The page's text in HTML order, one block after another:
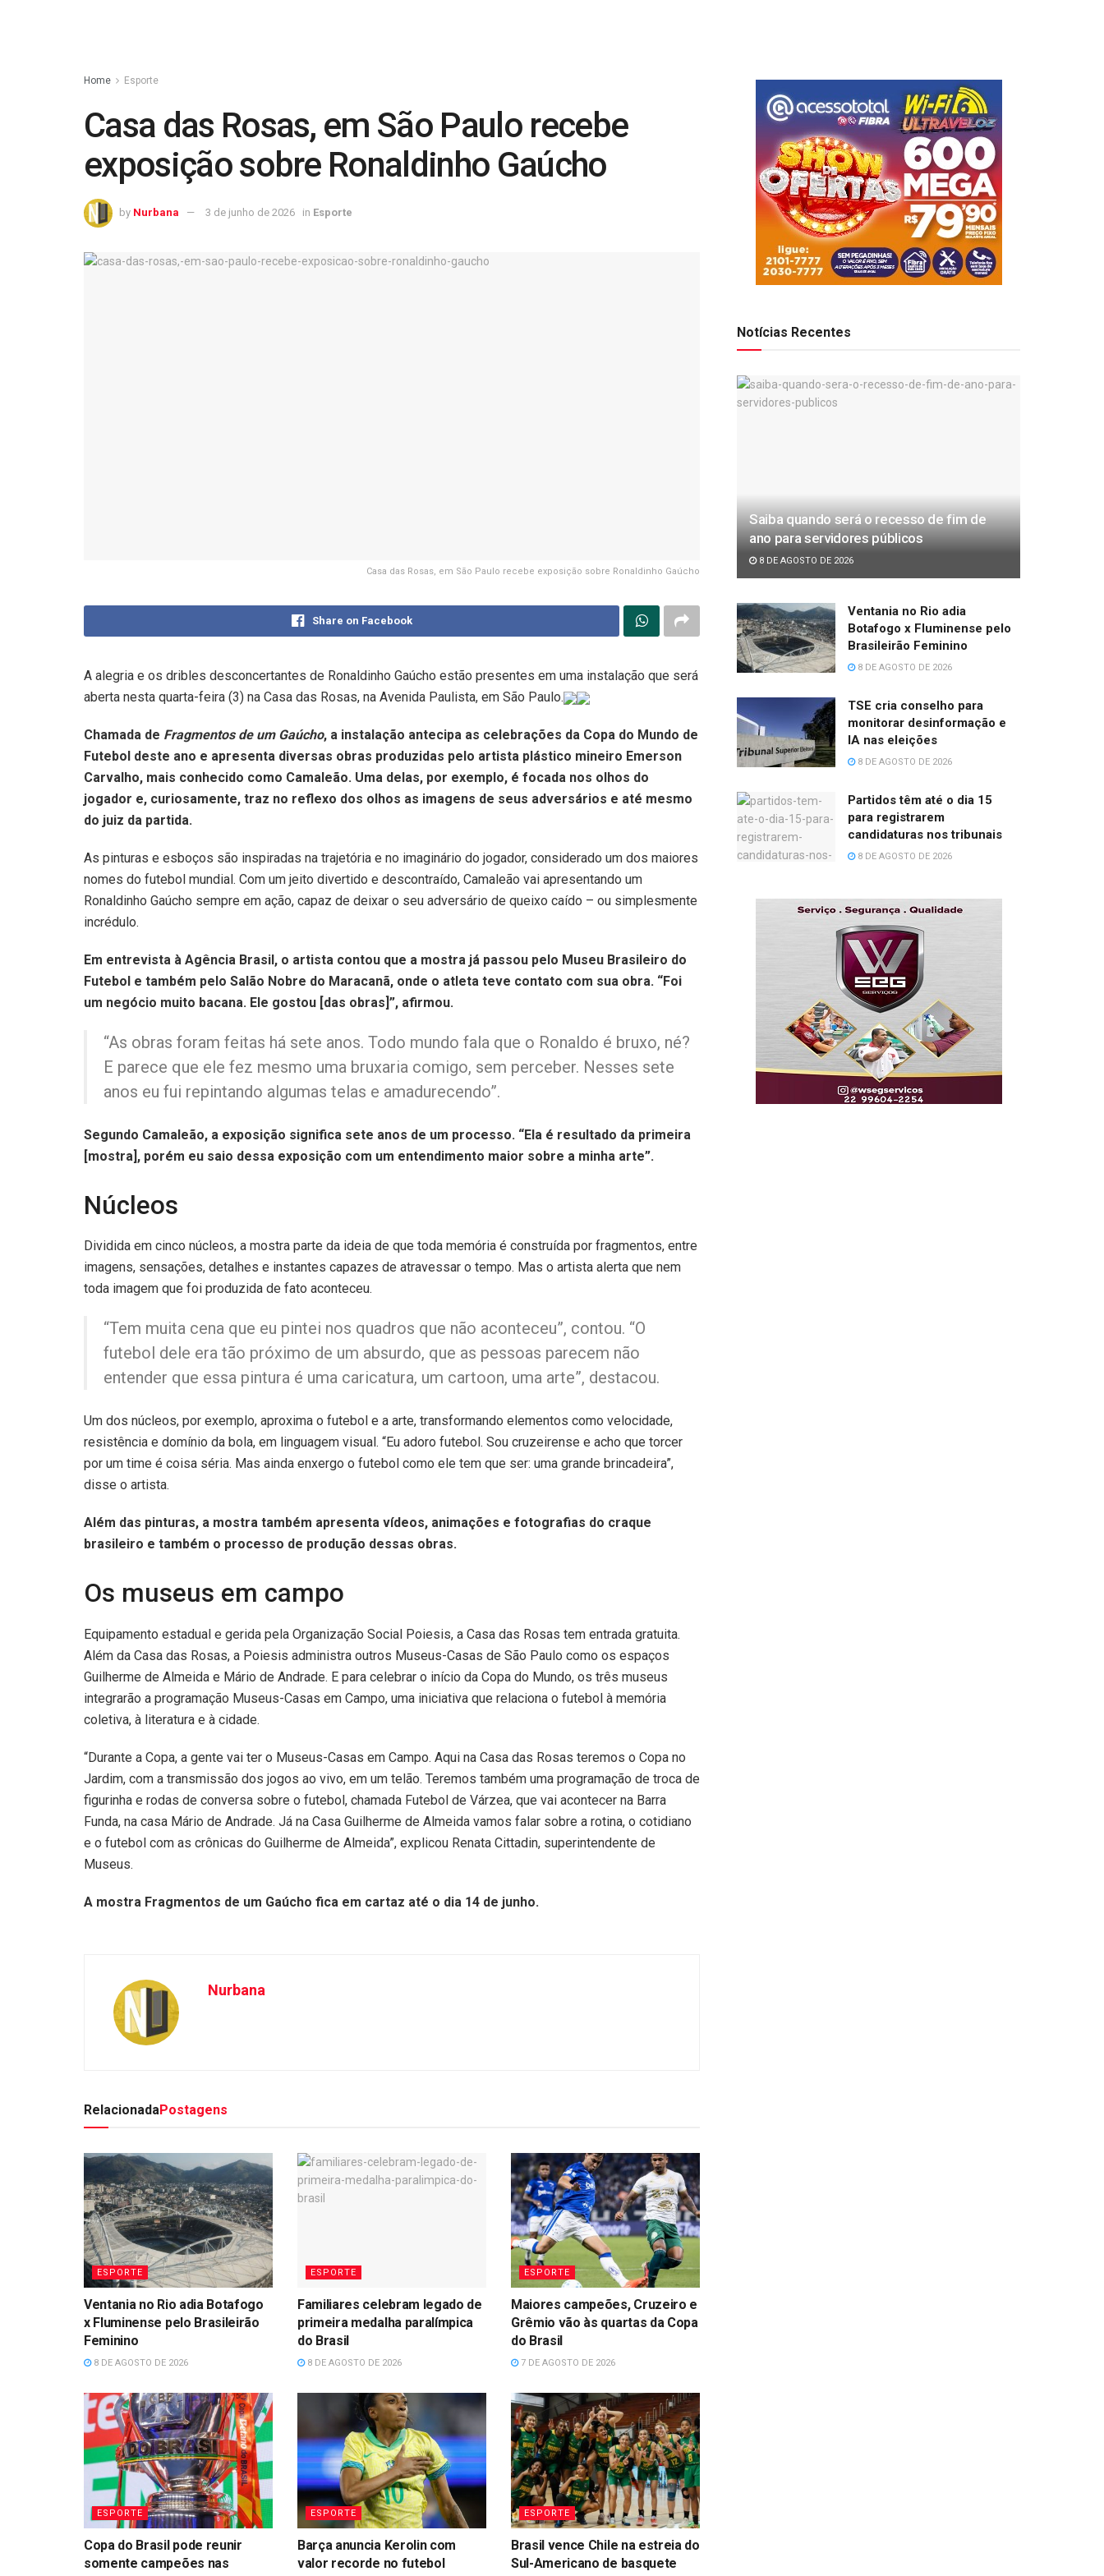
Home Esporte
Casa das Rosas, em São Paulo recebe
exposição sobre Ronaldinho Gaúcho
by Nurbana 3 de junho de 2026 in Esporte
Casa das Rosas, em São Paulo recebe exposição sobre Ronaldinho Gaúcho
Share on Facebook
A alegria e os dribles desconcertantes de Ronaldinho Gaúcho estão presentes em uma instalação que será
aberta nesta quarta-feira (3) na Casa das Rosas, na Avenida Paulista, em São Paulo.
Chamada de Fragmentos de um Gaúcho, a instalação antecipa as celebrações da Copa do Mundo de
Futebol deste ano e apresenta diversas obras produzidas pelo artista plástico mineiro Emerson
Carvalho, mais conhecido como Camaleão. Uma delas, por exemplo, é focada nos olhos do
jogador e, curiosamente, traz no reflexo dos olhos as imagens de seus adversários e até mesmo
do juiz da partida.
As pinturas e esboços são inspiradas na trajetória e no imaginário do jogador, considerado um dos maiores
nomes do futebol mundial. Com um jeito divertido e descontraído, Camaleão vai apresentando um
Ronaldinho Gaúcho sempre em ação, capaz de deixar o seu adversário de queixo caído – ou simplesmente
incrédulo.
Em entrevista à Agência Brasil, o artista contou que a mostra já passou pelo Museu Brasileiro do
Futebol e também pelo Salão Nobre do Maracanã, onde o atleta teve contato com sua obra. “Foi
um negócio muito bacana. Ele gostou [das obras]”, afirmou.
“As obras foram feitas há sete anos. Todo mundo fala que o Ronaldo é bruxo, né?
E parece que ele fez mesmo uma bruxaria comigo, sem perceber. Nesses sete
anos eu fui repintando algumas telas e amadurecendo”.
Segundo Camaleão, a exposição significa sete anos de um processo. “Ela é resultado da primeira
[mostra], porém eu saio dessa exposição com um entendimento maior sobre a minha arte”.
Núcleos
Dividida em cinco núcleos, a mostra parte da ideia de que toda memória é construída por fragmentos, entre
imagens, sensações, detalhes e instantes capazes de atravessar o tempo. Mas o artista alerta que nem
toda imagem que foi produzida de fato aconteceu.
“Tem muita cena que eu pintei nos quadros que não aconteceu”, contou. “O
futebol dele era tão próximo de um absurdo, que as pessoas parecem não
entender que essa pintura é uma caricatura, um cartoon, uma arte”, destacou.
Um dos núcleos, por exemplo, aproxima o futebol e a arte, transformando elementos como velocidade,
resistência e domínio da bola, em linguagem visual. “Eu adoro futebol. Sou cruzeirense e acho que torcer
por um time é coisa séria. Mas ainda enxergo o futebol como ele tem que ser: uma grande brincadeira”,
disse o artista.
Além das pinturas, a mostra também apresenta vídeos, animações e fotografias do craque
brasileiro e também o processo de produção dessas obras.
Os museus em campo
Equipamento estadual e gerida pela Organização Social Poiesis, a Casa das Rosas tem entrada gratuita.
Além da Casa das Rosas, a Poiesis administra outros Museus-Casas de São Paulo como os espaços
Guilherme de Almeida e Mário de Andrade. E para celebrar o início da Copa do Mundo, os três museus
integrarão a programação Museus-Casas em Campo, uma iniciativa que relaciona o futebol à memória
coletiva, à literatura e à cidade.
“Durante a Copa, a gente vai ter o Museus-Casas em Campo. Aqui na Casa das Rosas teremos o Copa no
Jardim, com a transmissão dos jogos ao vivo, em um telão. Teremos também uma programação de troca de
figurinha e rodas de conversa sobre o futebol, chamada Futebol de Várzea, que vai acontecer na Barra
Funda, na casa Mário de Andrade. Já na Casa Guilherme de Almeida vamos falar sobre a rotina, o cotidiano
e o futebol com as crônicas do Guilherme de Almeida”, explicou Renata Cittadin, superintendente de
Museus.
A mostra Fragmentos de um Gaúcho fica em cartaz até o dia 14 de junho.
Nurbana
RelacionadaPostagens
ESPORTE
Ventania no Rio adia Botafogo
x Fluminense pelo Brasileirão
Feminino
8 DE AGOSTO DE 2026
ESPORTE
Familiares celebram legado de
primeira medalha paralímpica
do Brasil
8 DE AGOSTO DE 2026
ESPORTE
Maiores campeões, Cruzeiro e
Grêmio vão às quartas da Copa
do Brasil
7 DE AGOSTO DE 2026
ESPORTE
Copa do Brasil pode reunir
somente campeões nas
ESPORTE
Barça anuncia Kerolin com
valor recorde no futebol
ESPORTE
Brasil vence Chile na estreia do
Sul-Americano de basquete
Notícias Recentes
Saiba quando será o recesso de fim de
ano para servidores públicos
8 DE AGOSTO DE 2026
Ventania no Rio adia
Botafogo x Fluminense pelo
Brasileirão Feminino
8 DE AGOSTO DE 2026
TSE cria conselho para
monitorar desinformação e
IA nas eleições
8 DE AGOSTO DE 2026
Partidos têm até o dia 15
para registrarem
candidaturas nos tribunais
8 DE AGOSTO DE 2026